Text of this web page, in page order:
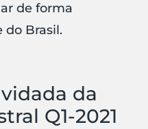
de forma
do Brasil.
da
Q1-2021